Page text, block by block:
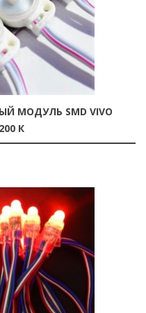
МОДУЛЬ SMD VIVO
К